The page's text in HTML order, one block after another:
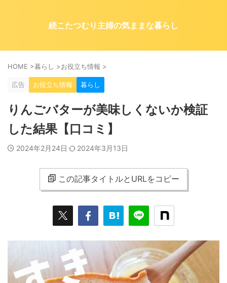
続こたつむり主婦の気ままな暮らし
HOME >暮らし >お役立ち情報 >
広告 お役立ち情報 暮らし
りんごバターが美味しくないか検証
した結果【口コミ】
2024年2月24日 2024年3月13日
この記事タイトルとURLをコピー